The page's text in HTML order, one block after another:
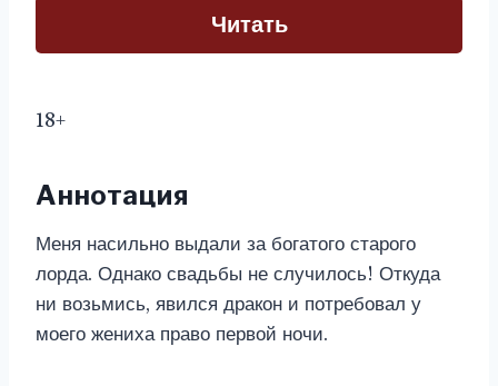
Читать
18+
Аннотация
Меня насильно выдали за богатого старого
лорда. Однако свадьбы не случилось! Откуда
ни возьмись, явился дракон и потребовал у
моего жениха право первой ночи.